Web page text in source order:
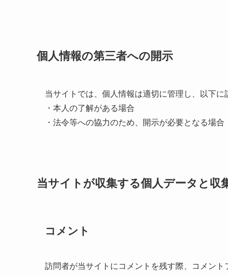
個人情報の第三者への開示
当サイトでは、個人情報は適切に管理し、以下
・本人の了解がある場合
・法令等への協力のため、開示が必要となる場合
当サイトが収集する個人データと収
コメント
訪問者が当サイトにコメントを残す際、コメン